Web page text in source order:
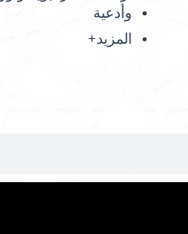
وأدعية
المزيد+